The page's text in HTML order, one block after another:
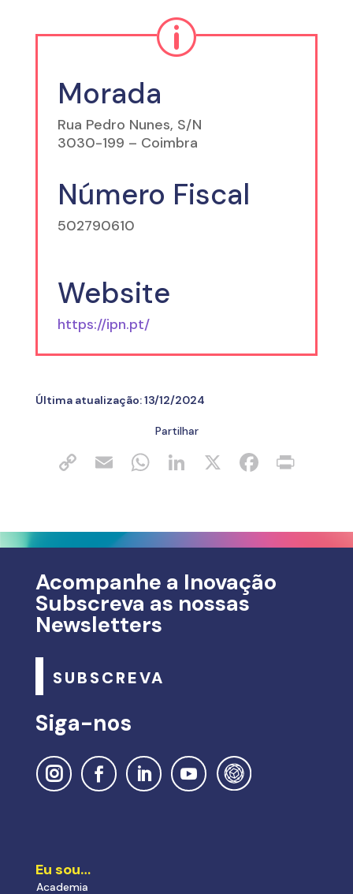
p
Morada
Rua Pedro Nunes, S/N
3030-199 – Coimbra
Número Fiscal
502790610
Website
https://ipn.pt/
Última atualização:13/12/2024
Partilhar
Acompanhe a Inovação
Subscreva as nossas
Newsletters
SUBSCREVA
Siga-nos
Eu sou…
Academia